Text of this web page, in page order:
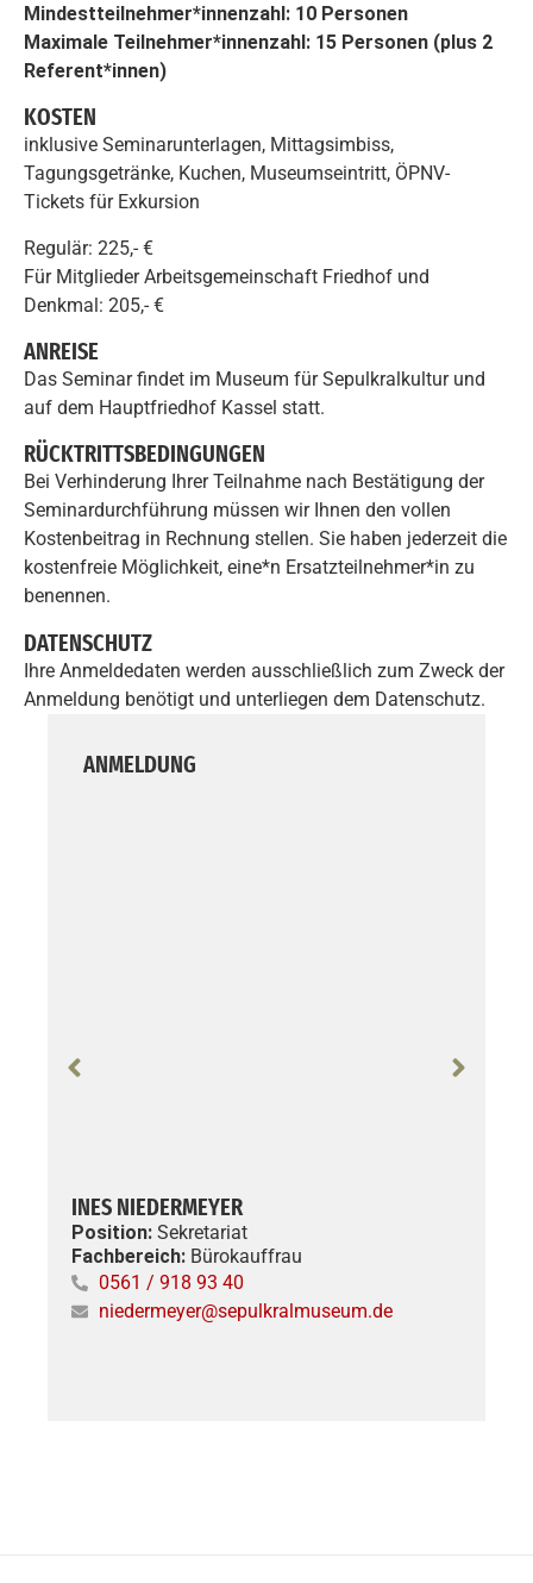
Mindestteilnehmer*innenzahl: 10 Personen
Maximale Teilnehmer*innenzahl: 15 Personen (plus 2
Referent*innen)
KOSTEN
inklusive Seminarunterlagen, Mittagsimbiss,
Tagungsgetränke, Kuchen, Museumseintritt, ÖPNV-
Tickets für Exkursion
Regulär: 225,- €
Für Mitglieder Arbeitsgemeinschaft Friedhof und
Denkmal: 205,- €
ANREISE
Das Seminar findet im Museum für Sepulkralkultur und
auf dem Hauptfriedhof Kassel statt.
RÜCKTRITTSBEDINGUNGEN
Bei Verhinderung Ihrer Teilnahme nach Bestätigung der
Seminardurchführung müssen wir Ihnen den vollen
Kostenbeitrag in Rechnung stellen. Sie haben jederzeit die
kostenfreie Möglichkeit, eine*n Ersatzteilnehmer*in zu
benennen.
DATENSCHUTZ
Ihre Anmeldedaten werden ausschließlich zum Zweck der
Anmeldung benötigt und unterliegen dem Datenschutz.
ANMELDUNG
INES NIEDERMEYER
Position: Sekretariat
Fachbereich: Bürokauffrau
0561 / 918 93 40
niedermeyer@sepulkralmuseum.de